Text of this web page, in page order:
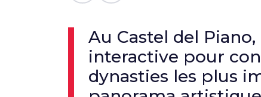
Au Castel del
interactive pour
dynasties les plus